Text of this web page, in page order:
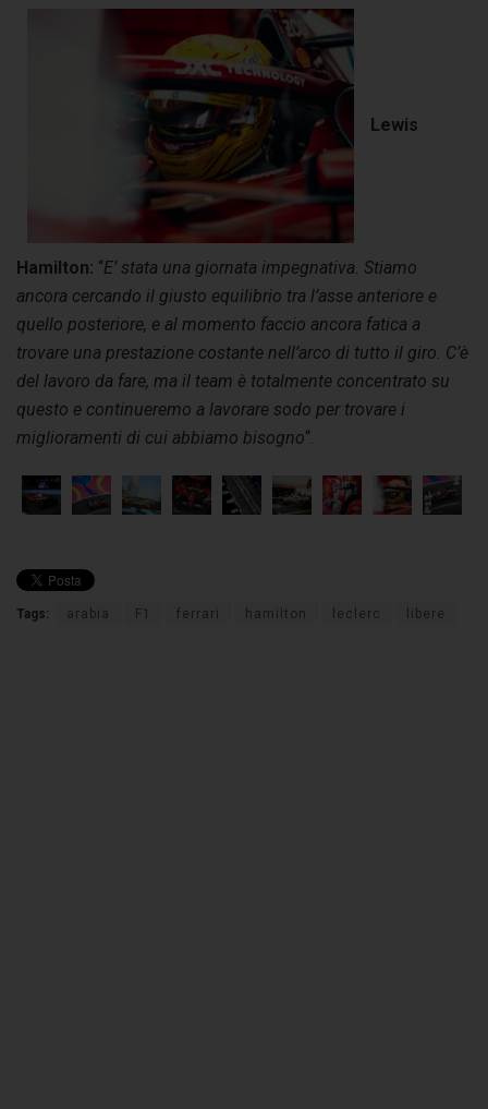
Lewis
Hamilton: “E’ stata una giornata impegnativa. Stiamo
ancora cercando il giusto equilibrio tra l’asse anteriore e
quello posteriore, e al momento faccio ancora fatica a
trovare una prestazione costante nell’arco di tutto il giro. C’è
del lavoro da fare, ma il team è totalmente concentrato su
questo e continueremo a lavorare sodo per trovare i
miglioramenti di cui abbiamo bisogno“.
Tags: arabia F1 ferrari hamilton leclerc libere